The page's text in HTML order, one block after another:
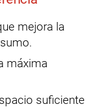
mejora la
máxima
suficiente